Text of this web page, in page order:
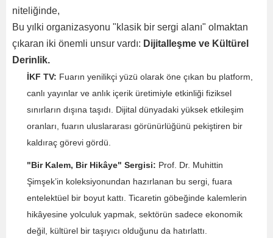
niteliğinde,
Bu yılki organizasyonu "klasik bir sergi alanı" olmaktan
çıkaran iki önemli unsur vardı: Dijitalleşme ve Kültürel
Derinlik.
İKF TV: Fuarın yenilikçi yüzü olarak öne çıkan bu platform,
canlı yayınlar ve anlık içerik üretimiyle etkinliği fiziksel
sınırların dışına taşıdı. Dijital dünyadaki yüksek etkileşim
oranları, fuarın uluslararası görünürlüğünü pekiştiren bir
kaldıraç görevi gördü.
"Bir Kalem, Bir Hikâye" Sergisi: Prof. Dr. Muhittin
Şimşek’in koleksiyonundan hazırlanan bu sergi, fuara
entelektüel bir boyut kattı. Ticaretin göbeğinde kalemlerin
hikâyesine yolculuk yapmak, sektörün sadece ekonomik
değil, kültürel bir taşıyıcı olduğunu da hatırlattı.